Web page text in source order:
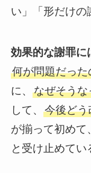
い」「形だけの
効果的な謝罪に
何が問題だっ
に、 なぜそう
して、 今後どう
が揃って初めて
と受け止めてい